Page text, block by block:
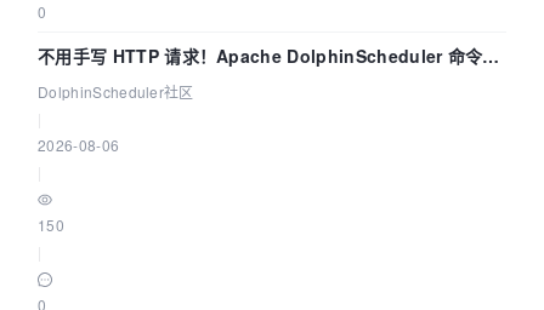
0
不用手写 HTTP 请求！Apache DolphinScheduler 命令行
dsctl 两分钟上手
DolphinScheduler社区
2026-08-06
150
0